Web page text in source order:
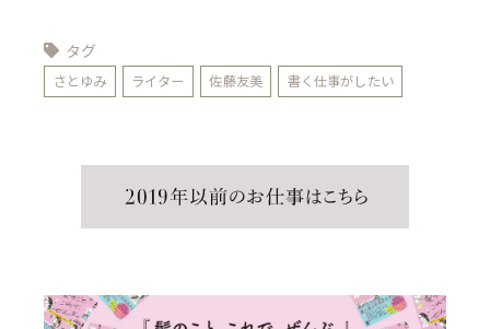
タグ
さとゆみ ライター 佐藤友美 書く仕事がしたい